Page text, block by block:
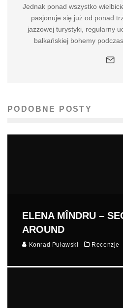
Jednak ponad wszystko
pasjonuje się już od ponad
jazzowej turystyki, regularny
bałkańskiej bohemy
PODOBNE POSTY
ELENA MÎNDRU –
AROUND
Konrad Puławski Recenzje